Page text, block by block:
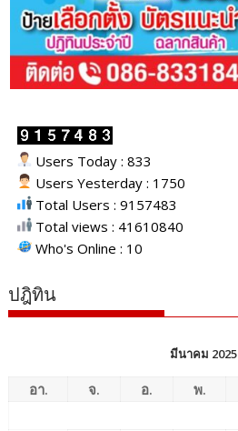
Users Today : 833
Users Yesterday : 1750
Total Users : 9157483
Total views : 41610840
Who's Online : 10
ปฎิทิน
มีนาคม 2025
อา. จ. อ. พ.